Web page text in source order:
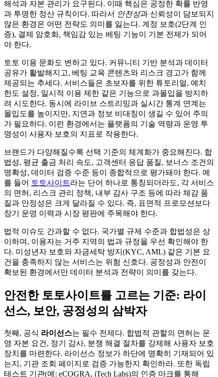
해석과 자본 관리가 요구된다. 이때 핵심은 공정한 확률 반영
과 투명한 정산 규칙이다. 따라서 안전성과 신뢰성이 담보되지
않은 환경은 어떤 전략도 의미를 잃는다. 계정 보호(2단계 인
증), 결제 암호화, 책임감 있는 베팅 기능이 기본 전제가 되어
야 한다.
토토 이용 문화도 변하고 있다. 커뮤니티 기반 분석과 데이터
공유가 활발해지고, 베팅 교육 콘텐츠와 리스크 경고가 함께
제공되는 추세다. 서비스들은 초보자를 위한 튜토리얼, 예치
한도 설정, 일시적 이용 제한 같은 기능으로 과몰입을 방지하
려 시도한다. 동시에 라이브 스트리밍과 실시간 통계 연계는
몰입도를 높이지만, 지연과 정보 비대칭이 생길 수 있어 주의
가 필요하다. 이런 환경에서는 플랫폼의 기술 역량과 운영 투
명성이 사용자 보호의 지표로 작용한다.
브랜드가 다양해질수록 선택 기준의 체계화가 중요해진다. 합
법성, 평균 출금 처리 속도, 고객센터 응답 품질, 보너스 조건의
명확성, 데이터 검증 수준 등이 종합적으로 평가돼야 한다. 예
를 들어 토토사이트라는 단어 하나로 통칭되더라도, 각 서비스
의 면허, 리스크 관리 정책, 내부 감사 구조 등에 따라 체감 품
질과 안정성은 크게 달라질 수 있다. 즉, 표면적 프로모션보다
장기 운영 이력과 시장 평판에 주목해야 한다.
법적 이슈도 간과할 수 없다. 국가별 규제 수준과 합법성은 상
이하며, 이용자는 거주 지역의 법과 규정을 우선 확인해야 한
다. 미성년자 보호와 자금세탁 방지(KYC, AML) 같은 기본 요
건을 충족하지 않는 서비스는 위험 신호다. 공정성과 안전이
확보된 환경에서만 데이터 분석과 전략이 의미를 갖는다.
안전한 토토사이트를 고르는 기준: 라이
선스, 보안, 공정성의 삼박자
첫째, 공식 라이선스는 필수 전제다. 합법적 관할의 면허는 운
영 자본 요건, 정기 감사, 분쟁 해결 절차를 강제해 사용자 보호
장치를 마련한다. 라이선스 정보가 하단에 명확히 기재되어 있
는지, 기관 조회 페이지로 검증 가능한지 확인하라. 또한 독립
테스트 기관(예: eCOGRA, iTech Labs)의 인증 마크를 통해